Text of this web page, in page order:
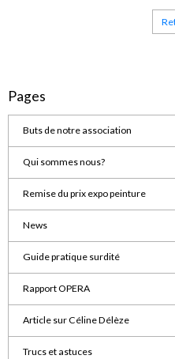
Pages
Buts de notre association
Qui sommes nous?
Remise du prix expo peinture
News
Guide pratique surdité
Rapport OPERA
Article sur Céline Délèze
Trucs et astuces